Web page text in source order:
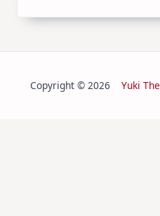
Copyright © 2026 Yuki